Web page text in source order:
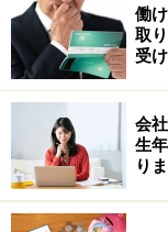
※記事内容は執筆時
い。
本記事の内容は一
商品や投資行動を推
投資や資産運用に関
掲載情報の正確性
が、その内容を保
などについて当社は
最新の情報や詳細に
の公式情報をご確認
働
取
受
会
生
り